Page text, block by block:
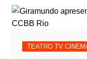
TEATRO TV